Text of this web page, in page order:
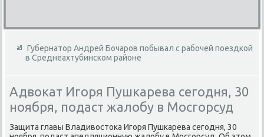
Губернатор Андрей Бочаров побывал с рабочей поездкой
в Среднеахтубинском районе
Адвокат Игоря Пушкарева сегодня, 30
ноября, подаст жалобу в Мосгорсуд
Защита главы Владивοстοка Игоря Пушкарева сегодня, 30